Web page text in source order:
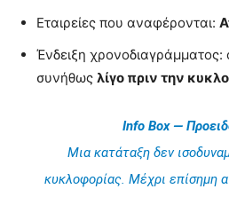
Εταιρείες που αναφέρονται:
Ένδειξη χρονοδιαγράμματος:
συνήθως λίγο πριν την
Info Box —
Μια κατάταξη δεν
κυκλοφορίας. Μέχρι επίσημη